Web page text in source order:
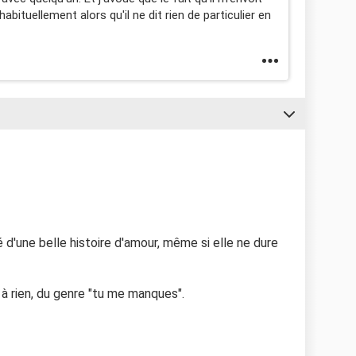
toute façon je ne sais pas quoi dire...
alors qu'il ne dit rien de particulier en
belle histoire d'amour, même si elle ne dure
rien, du genre "tu me manques".